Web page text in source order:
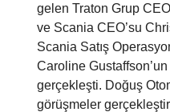
gelen Traton Grup
ve Scania CEO’su
Scania Satış
Caroline
gerçekleşti. Doğuş
görüşmeler